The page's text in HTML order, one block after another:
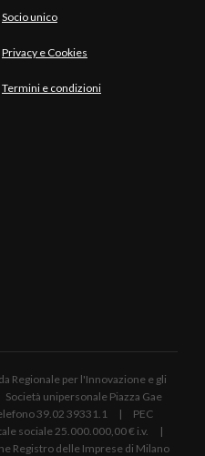
Socio unico
Privacy e Cookies
Termini e condizioni
per l'Innovazione e gli
unipersonale Piazza Gae
39.02 39331.1 | PEC
sociale 25.000.000,00 € i.v. |
Registro delle Imprese di Milano